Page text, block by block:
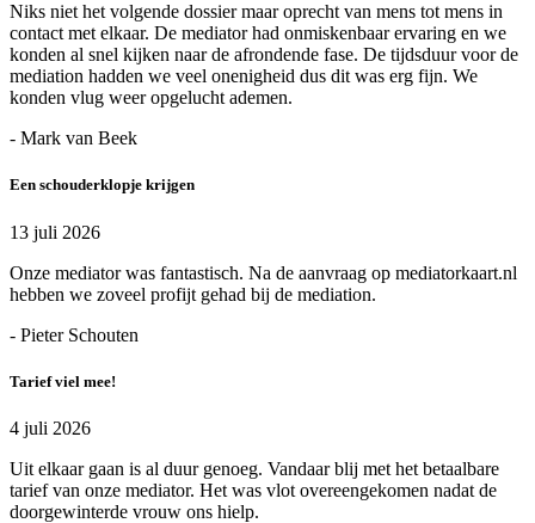
Niks niet het volgende dossier maar oprecht van mens tot mens in
contact met elkaar. De mediator had onmiskenbaar ervaring en we
konden al snel kijken naar de afrondende fase. De tijdsduur voor de
mediation hadden we veel onenigheid dus dit was erg fijn. We
konden vlug weer opgelucht ademen.
- Mark van Beek
Een schouderklopje krijgen
13 juli 2026
Onze mediator was fantastisch. Na de aanvraag op mediatorkaart.nl
hebben we zoveel profijt gehad bij de mediation.
- Pieter Schouten
Tarief viel mee!
4 juli 2026
Uit elkaar gaan is al duur genoeg. Vandaar blij met het betaalbare
tarief van onze mediator. Het was vlot overeengekomen nadat de
doorgewinterde vrouw ons hielp.